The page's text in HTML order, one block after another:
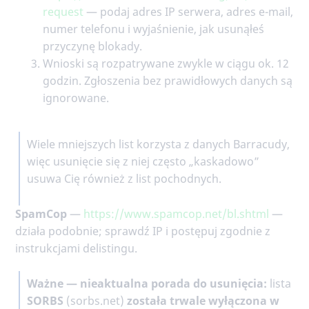
request — podaj adres IP serwera, adres e-mail,
numer telefonu i wyjaśnienie, jak usunąłeś
przyczynę blokady.
Wnioski są rozpatrywane zwykle w ciągu ok. 12
godzin. Zgłoszenia bez prawidłowych danych są
ignorowane.
Wiele mniejszych list korzysta z danych Barracudy,
więc usunięcie się z niej często „kaskadowo”
usuwa Cię również z list pochodnych.
SpamCop — https://www.spamcop.net/bl.shtml —
działa podobnie; sprawdź IP i postępuj zgodnie z
instrukcjami delistingu.
Ważne — nieaktualna porada do usunięcia: lista
SORBS (sorbs.net)została trwale wyłączona w